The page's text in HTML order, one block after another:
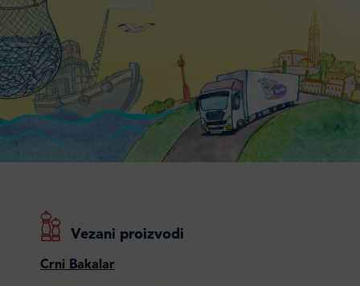
Vezani proizvodi
Crni Bakalar